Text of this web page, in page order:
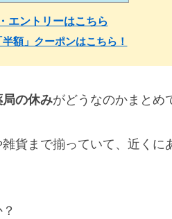
エントリーはこちら
額」クーポンはこちら！
の休みがどうなのかまとめ
貨まで揃っていて、近くに